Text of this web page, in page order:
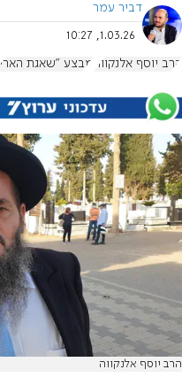
דביר עמר
1.03.26, 10:27
הרב יוסף אלנקווה מבצע "שאגת הארי"
הרב יוסף אלנקווה